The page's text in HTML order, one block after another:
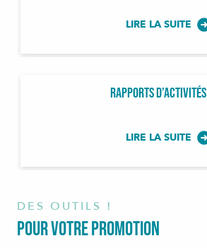
LIRE LA SUITE
Rapports d’Activités
LIRE LA SUITE
DES OUTILS !
Pour votre promotion